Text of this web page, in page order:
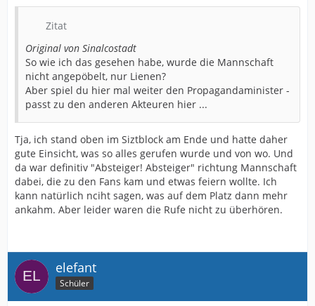
Zitat
Original von Sinalcostadt
So wie ich das gesehen habe, wurde die Mannschaft
nicht angepöbelt, nur Lienen?
Aber spiel du hier mal weiter den Propagandaminister -
passt zu den anderen Akteuren hier ...
Tja, ich stand oben im Siztblock am Ende und hatte daher
gute Einsicht, was so alles gerufen wurde und von wo. Und
da war definitiv "Absteiger! Absteiger" richtung Mannschaft
dabei, die zu den Fans kam und etwas feiern wollte. Ich
kann natürlich nciht sagen, was auf dem Platz dann mehr
ankahm. Aber leider waren die Rufe nicht zu überhören.
elefant
Schüler